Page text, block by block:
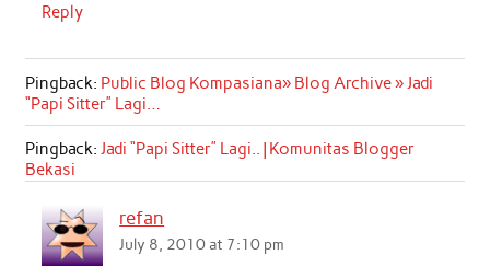
Reply
Pingback: Public Blog Kompasiana» Blog Archive » Jadi
“Papi Sitter” Lagi…
Pingback: Jadi “Papi Sitter” Lagi.. | Komunitas Blogger
Bekasi
refan
July 8, 2010 at 7:10 pm